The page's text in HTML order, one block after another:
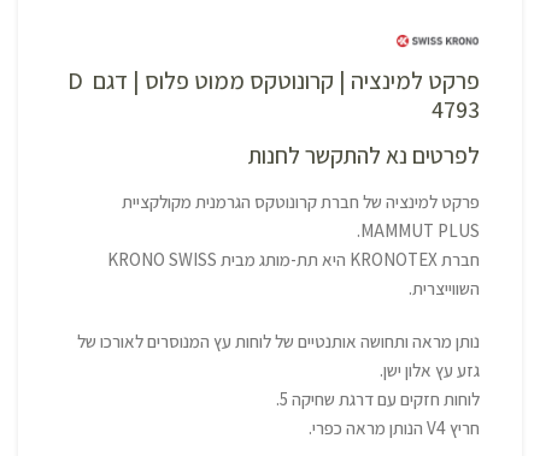
פרקט למינציה | קרונוטקס ממוט פלוס | דגם D
4793
לפרטים נא להתקשר לחנות
פרקט למינציה של חברת קרונוטקס הגרמנית מקולקציית
MAMMUT PLUS.
חברת KRONOTEX היא תת-מותג מבית KRONO SWISS
השווייצרית.
נותן מראה ותחושה אותנטיים של לוחות עץ המנוסרים לאורכו של
גזע עץ אלון ישן.
לוחות חזקים עם דרגת שחיקה 5.
חריץ V4 הנותן מראה כפרי.